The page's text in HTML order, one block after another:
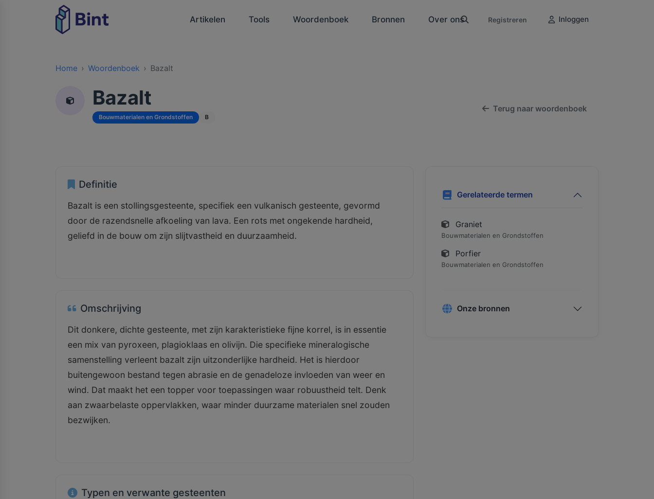
Artikelen Tools Woordenboek Bronnen Over ons Registreren Inloggen
Home Woordenboek Bazalt
Bazalt
Bouwmaterialen en Grondstoffen B
Terug naar woordenboek
Definitie
Bazalt is een stollingsgesteente, specifiek een vulkanisch gesteente, gevormd
door de razendsnelle afkoeling van lava. Een rots met ongekende hardheid,
geliefd in de bouw om zijn slijtvastheid en duurzaamheid.
Omschrijving
Dit donkere, dichte gesteente, met zijn karakteristieke fijne korrel, is in essentie
een mix van pyroxeen, plagioklaas en olivijn. Die specifieke mineralogische
samenstelling verleent bazalt zijn uitzonderlijke hardheid. Het is hierdoor
buitengewoon bestand tegen abrasie en de genadeloze invloeden van weer en
wind. Dat maakt het een topper voor toepassingen waar robuustheid telt. Denk
aan zwaarbelaste oppervlakken, waar minder duurzame materialen snel zouden
bezwijken.
Typen en verwante gesteenten
Gerelateerde termen
Graniet
Bouwmaterialen en Grondstoffen
Porfier
Bouwmaterialen en Grondstoffen
Onze bronnen